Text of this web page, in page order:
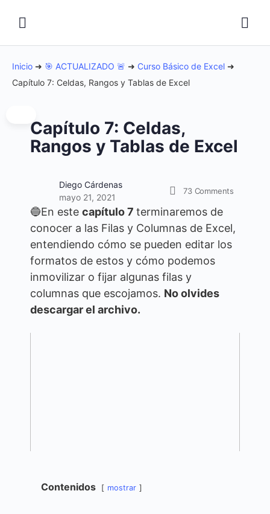
Inicio ➜ 🎯 ACTUALIZADO 🚨 ➜ Curso Básico de Excel ➜
Capítulo 7: Celdas, Rangos y Tablas de Excel
Capítulo 7: Celdas,
Rangos y Tablas de Excel
Diego Cárdenas
mayo 21, 2021
73 Comments
🔵En este capítulo 7 terminaremos de
conocer a las Filas y Columnas de Excel,
entendiendo cómo se pueden editar los
formatos de estos y cómo podemos
inmovilizar o fijar algunas filas y
columnas que escojamos. No olvides
descargar el archivo.
Contenidos mostrar